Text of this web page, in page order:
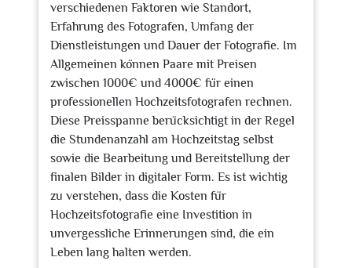
verschiedenen Faktoren wie Standort,
Erfahrung des Fotografen, Umfang der
Dienstleistungen und Dauer der Fotografie. Im
Allgemeinen können Paare mit Preisen
zwischen 1000€ und 4000€ für einen
professionellen Hochzeitsfotografen rechnen.
Diese Preisspanne berücksichtigt in der Regel
die Stundenanzahl am Hochzeitstag selbst
sowie die Bearbeitung und Bereitstellung der
finalen Bilder in digitaler Form. Es ist wichtig
zu verstehen, dass die Kosten für
Hochzeitsfotografie eine Investition in
unvergessliche Erinnerungen sind, die ein
Leben lang halten werden.